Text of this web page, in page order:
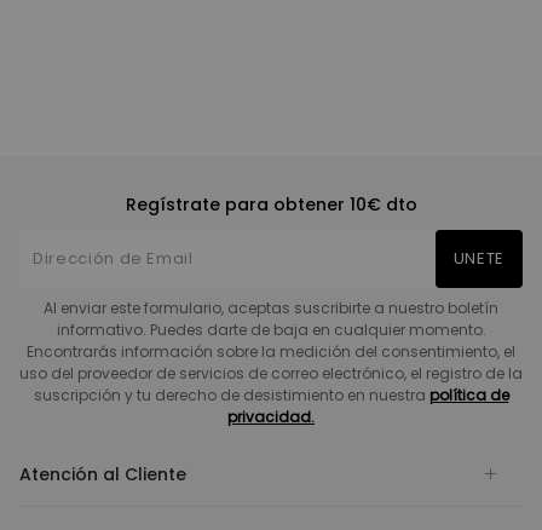
Regístrate para obtener 10€ dto
UNETE
Al enviar este formulario, aceptas suscribirte a nuestro boletín
informativo. Puedes darte de baja en cualquier momento.
Encontrarás información sobre la medición del consentimiento, el
uso del proveedor de servicios de correo electrónico, el registro de la
suscripción y tu derecho de desistimiento en nuestra política de
privacidad.
Atención al Cliente